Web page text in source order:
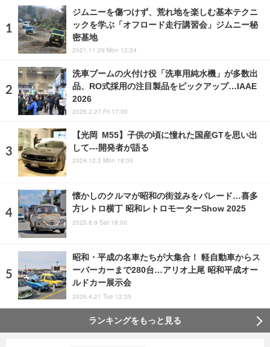
ジムニーを傷つけず、荒れ地を楽しむ基本テクニ
ックを学ぶ「オフロード走行講習会」ジムニー秘
密基地
2021.11.29 Mon 12:24
洗車ブームの火付け役「洗車用純水機」が多数出
品、RO式採用の注目製品をピックアップ…IAAE
2026
2026.2.27 Fri 17:00
【光岡 M55】子供の頃に憧れた国産GTを思い出
して---開発者が語る
2024.12.2 Mon 18:00
懐かしのクルマが昭和の街並みをパレード…喜多
方レトロ横丁 昭和レトロモーターShow 2025
2025.8.9 Sat 18:00
昭和・平成の名車たちが大集合！ 軽自動車からス
ーパーカーまで280台…アリオ上尾 昭和平成オー
ルドカー展示会
2026.4.21 Tue 12:35
ランキングをもっと見る